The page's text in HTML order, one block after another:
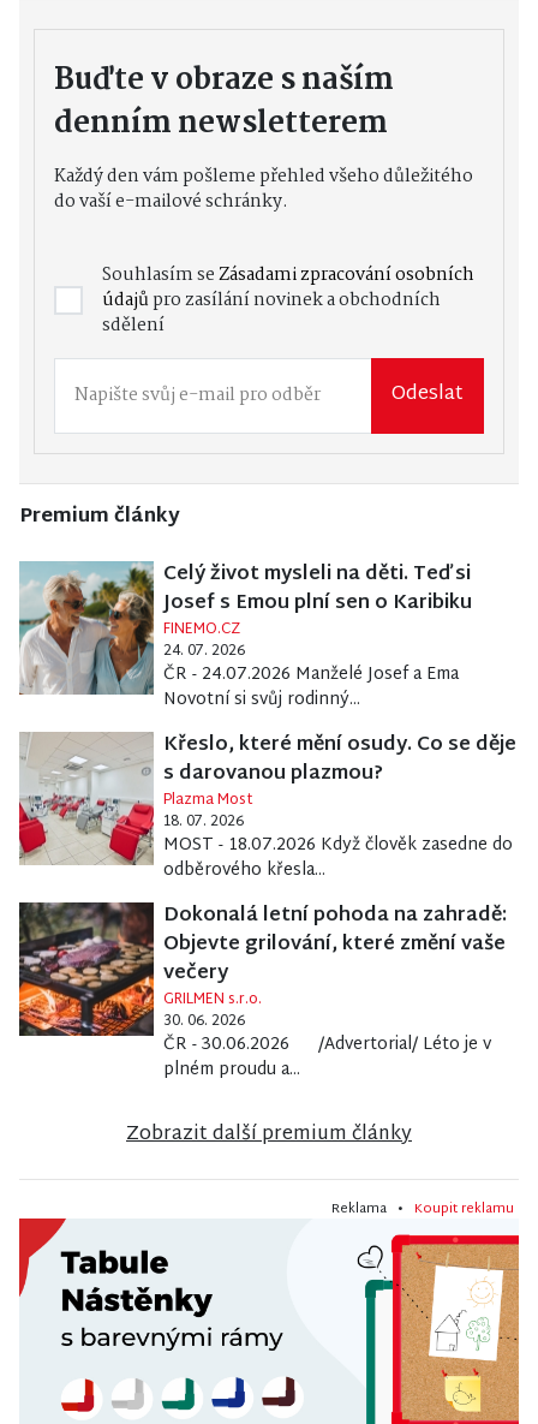
Buďte v obraze s naším
denním newsletterem
Každý den vám pošleme přehled všeho důležitého
do vaší e-mailové schránky.
Souhlasím seZásadami zpracování osobních
údajůpro zasílání novinek a obchodních
sdělení
Odeslat
Premium články
Celý život mysleli na děti. Teď si
Josef s Emou plní sen o Karibiku
FINEMO.CZ
24. 07. 2026
ČR - 24.07.2026 Manželé Josef a Ema
Novotní si svůj rodinný...
Křeslo, které mění osudy. Co se děje
s darovanou plazmou?
Plazma Most
18. 07. 2026
MOST - 18.07.2026 Když člověk zasedne do
odběrového křesla...
Dokonalá letní pohoda na zahradě:
Objevte grilování, které změní vaše
večery
GRILMEN s.r.o.
30. 06. 2026
ČR - 30.06.2026 /Advertorial/ Léto je v
plném proudu a...
Zobrazit další premium články
Reklama • Koupit reklamu